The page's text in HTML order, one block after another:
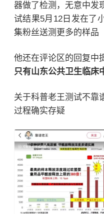
器做了检测，无意中发
试结果5月12日发在了
集粉丝送测更多的样品
他还在评论区的回复中
只有山东公共卫生临床
关于科普老王测试不靠
过程确实存疑